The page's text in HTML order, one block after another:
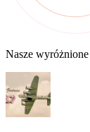
Nasze